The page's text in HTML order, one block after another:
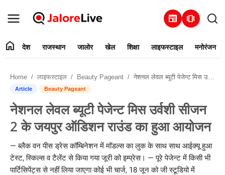
newspaper amp_stories
संपर्क करें
देश
जालोर
home देश राजस्थान जालोर खेल शिक्षा लाइफस्टाइल मनोरंजन
Home लाइफस्टाइल Beauty Pageant नेशनल लेवल ब्यूटी पेजेन्ट मिस उर्वशी सीजन 2 के जयपुर ऑडिशन राउंड का हुआ आयोजन
Article Beauty Pageant
नेशनल लेवल ब्यूटी पेजेन्ट मिस उर्वशी सीजन
2 के जयपुर ऑडिशन राउंड का हुआ आयोजन
— ब्लैक वन पीस ड्रेस कॉम्बिनेशन में मॉडल्स का लुक के साथ साथ आईक्यू हुआ
टेस्ट, स्किल्स व टैलेंट से किया गया जूरी को इम्प्रेस। — पूरे पेजेन्ट में किसी भी
पार्टिसिपेंट्स से नहीं लिया जाएगा कोई भी चार्ज, 18 जून को जी स्टूडियो में